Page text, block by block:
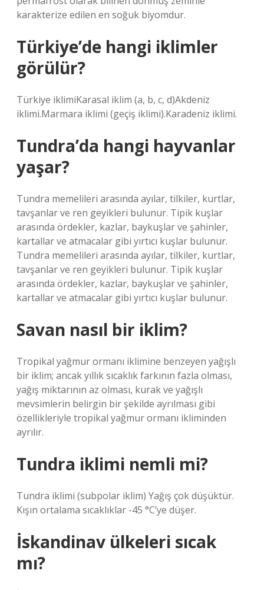
karakterize edilen en soğuk biyomdur.
Türkiye’de hangi iklimler
görülür?
Türkiye iklimiKarasal iklim (a, b, c, d)Akdeniz
iklimi.Marmara iklimi (geçiş iklimi).Karadeniz iklimi.
Tundra’da hangi hayvanlar
yaşar?
Tundra memelileri arasında ayılar, tilkiler, kurtlar,
tavşanlar ve ren geyikleri bulunur. Tipik kuşlar
arasında ördekler, kazlar, baykuşlar ve şahinler,
kartallar ve atmacalar gibi yırtıcı kuşlar bulunur.
Tundra memelileri arasında ayılar, tilkiler, kurtlar,
tavşanlar ve ren geyikleri bulunur. Tipik kuşlar
arasında ördekler, kazlar, baykuşlar ve şahinler,
kartallar ve atmacalar gibi yırtıcı kuşlar bulunur.
Savan nasıl bir iklim?
Tropikal yağmur ormanı iklimine benzeyen yağışlı
bir iklim; ancak yıllık sıcaklık farkının fazla olması,
yağış miktarının az olması, kurak ve yağışlı
mevsimlerin belirgin bir şekilde ayrılması gibi
özellikleriyle tropikal yağmur ormanı ikliminden
ayrılır.
Tundra iklimi nemli mi?
Tundra iklimi (subpolar iklim) Yağış çok düşüktür.
Kışın ortalama sıcaklıklar -45 °C’ye düşer.
İskandinav ülkeleri sıcak
mı?